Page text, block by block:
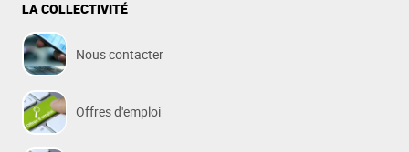
LA COLLECTIVITÉ
Nous contacter
Offres d'emploi